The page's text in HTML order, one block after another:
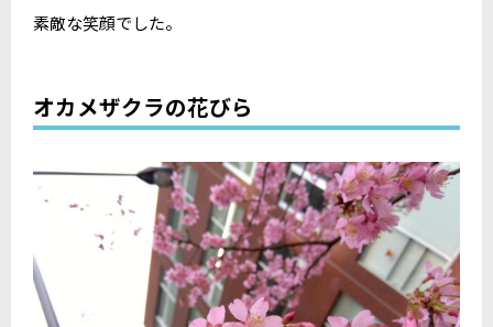
素敵な笑顔でした。
オカメザクラの花びら